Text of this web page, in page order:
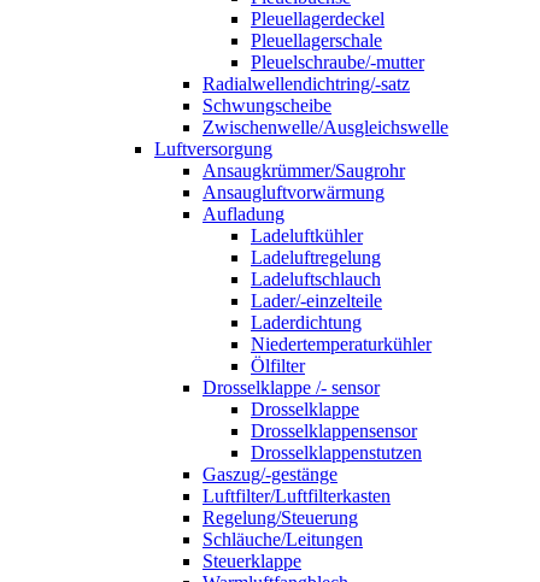
Pleuellagerdeckel
Pleuellagerschale
Pleuelschraube/-mutter
Radialwellendichtring/-satz
Schwungscheibe
Zwischenwelle/Ausgleichswelle
Luftversorgung
Ansaugkrümmer/Saugrohr
Ansaugluftvorwärmung
Aufladung
Ladeluftkühler
Ladeluftregelung
Ladeluftschlauch
Lader/-einzelteile
Laderdichtung
Niedertemperaturkühler
Ölfilter
Drosselklappe /- sensor
Drosselklappe
Drosselklappensensor
Drosselklappenstutzen
Gaszug/-gestänge
Luftfilter/Luftfilterkasten
Regelung/Steuerung
Schläuche/Leitungen
Steuerklappe